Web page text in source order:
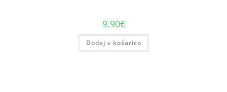
9,90€
Dodaj v košarico